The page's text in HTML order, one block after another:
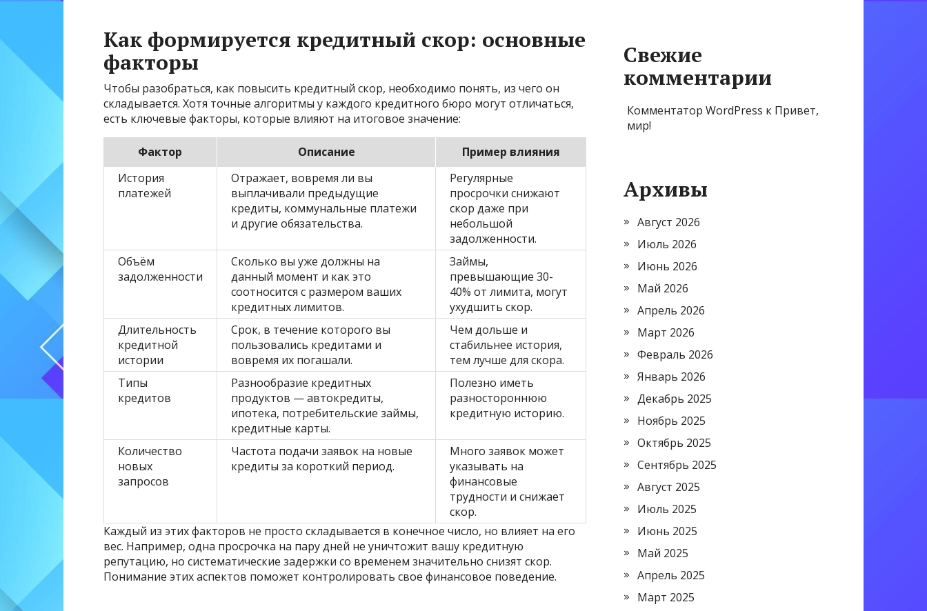
Как формируется кредитный скор: основные
факторы
Чтобы разобраться, как повысить кредитный скор, необходимо понять, из чего он
складывается. Хотя точные алгоритмы у каждого кредитного бюро могут отличаться,
есть ключевые факторы, которые влияют на итоговое значение:
Фактор Описание
Пример влияния
История
платежей
Отражает, вовремя ли вы
выплачивали предыдущие
кредиты, коммунальные платежи
и другие обязательства.
Регулярные
просрочки снижают
скор даже при
небольшой
задолженности.
Объём
задолженности
Сколько вы уже должны на
данный момент и как это
соотносится с размером ваших
кредитных лимитов.
Займы,
превышающие 30-
40% от лимита, могут
ухудшить скор.
Длительность
кредитной
истории
Срок, в течение которого вы
пользовались кредитами и
вовремя их погашали.
Чем дольше и
стабильнее история,
тем лучше для скора.
Типы
кредитов
Разнообразие кредитных
продуктов — автокредиты,
ипотека, потребительские займы,
кредитные карты.
Полезно иметь
разностороннюю
кредитную историю.
Количество
новых
запросов
Частота подачи заявок на новые
кредиты за короткий период.
Много заявок может
указывать на
финансовые
трудности и снижает
скор.
Каждый из этих факторов не просто складывается в конечное число, но влияет на его
вес. Например, одна просрочка на пару дней не уничтожит вашу кредитную
репутацию, но систематические задержки со временем значительно снизят скор.
Понимание этих аспектов поможет контролировать свое финансовое поведение.
Свежие
комментарии
Комментатор WordPress к Привет,
мир!
Архивы
Август 2026
Июль 2026
Июнь 2026
Май 2026
Апрель 2026
Март 2026
Февраль 2026
Январь 2026
Декабрь 2025
Ноябрь 2025
Октябрь 2025
Сентябрь 2025
Август 2025
Июль 2025
Июнь 2025
Май 2025
Апрель 2025
Март 2025